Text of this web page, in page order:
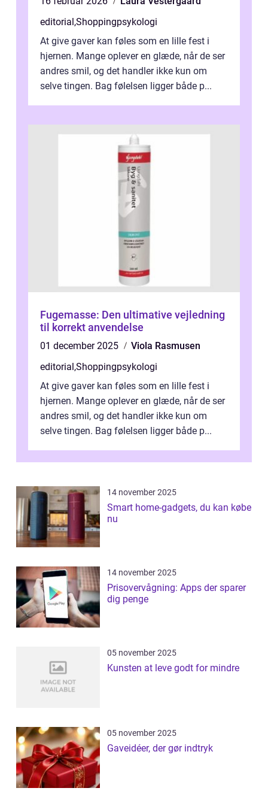
editorial,Shoppingpsykologi
At give gaver kan føles som en lille fest i
hjernen. Mange oplever en glæde, når de ser
andres smil, og det handler ikke kun om
selve tingen. Bag følelsen ligger både p...
Fugemasse: Den ultimative vejledning
til korrekt anvendelse
01 december 2025
Viola Rasmusen
editorial,Shoppingpsykologi
At give gaver kan føles som en lille fest i
hjernen. Mange oplever en glæde, når de ser
andres smil, og det handler ikke kun om
selve tingen. Bag følelsen ligger både p...
14 november 2025
Smart home-gadgets, du kan købe
nu
14 november 2025
Prisovervågning: Apps der sparer
dig penge
05 november 2025
Kunsten at leve godt for mindre
05 november 2025
Gaveidéer, der gør indtryk